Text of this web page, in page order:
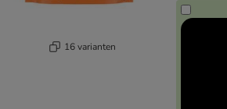
16 varianten